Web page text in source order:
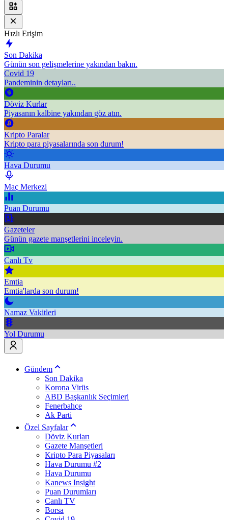
Hızlı Erişim
Son Dakika
Günün son gelişmelerine yakından bakın.
Covid 19
Pandeminin detayları..
Döviz Kurlar
Piyasanın kalbine yakından göz atın.
Kripto Paralar
Kripto para piyasalarında son durum!
Hava Durumu
Maç Merkezi
Puan Durumu
Gazeteler
Günün gazete manşetlerini inceleyin.
Canlı Tv
Emtia
Emtia'larda son durum!
Namaz Vakitleri
Yol Durumu
Gündem
Son Dakika
Korona Virüs
ABD Başkanlık Seçimleri
Fenerbahçe
Ak Parti
Özel Sayfalar
Döviz Kurları
Gazete Manşetleri
Kripto Para Piyasaları
Hava Durumu #2
Hava Durumu
Kanews Insight
Puan Durumları
Canlı TV
Borsa